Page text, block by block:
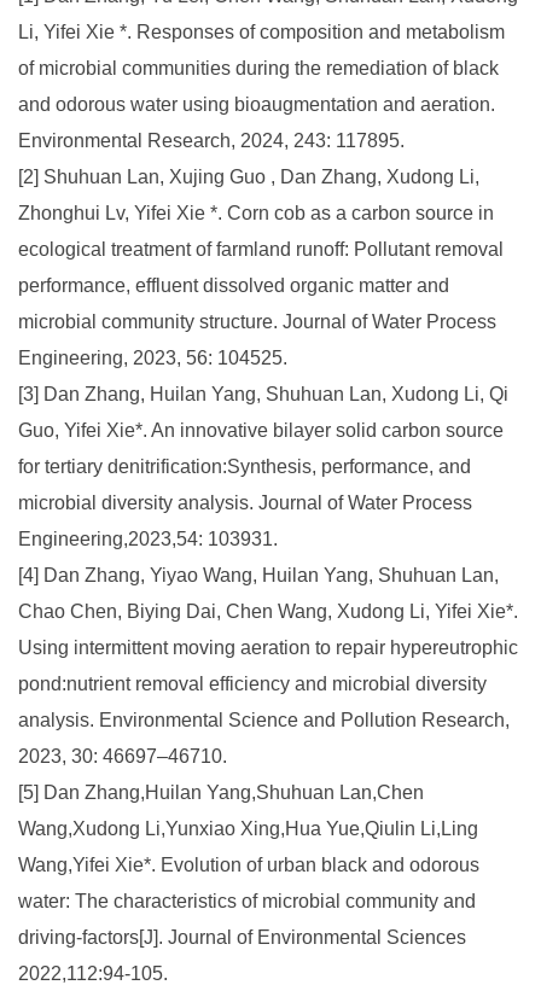
Li, Yifei Xie *. Responses of composition and metabolism
of microbial communities during the remediation of black
and odorous water using bioaugmentation and aeration.
Environmental Research, 2024, 243: 117895.
[2] Shuhuan Lan, Xujing Guo , Dan Zhang, Xudong Li,
Zhonghui Lv, Yifei Xie *. Corn cob as a carbon source in
ecological treatment of farmland runoff: Pollutant removal
performance, effluent dissolved organic matter and
microbial community structure. Journal of Water Process
Engineering, 2023, 56: 104525.
[3] Dan Zhang, Huilan Yang, Shuhuan Lan, Xudong Li, Qi
Guo, Yifei Xie*. An innovative bilayer solid carbon source
for tertiary denitrification:Synthesis, performance, and
microbial diversity analysis. Journal of Water Process
Engineering,2023,54: 103931.
[4] Dan Zhang, Yiyao Wang, Huilan Yang, Shuhuan Lan,
Chao Chen, Biying Dai, Chen Wang, Xudong Li, Yifei Xie*.
Using intermittent moving aeration to repair hypereutrophic
pond:nutrient removal efficiency and microbial diversity
analysis. Environmental Science and Pollution Research,
2023, 30: 46697–46710.
[5] Dan Zhang,Huilan Yang,Shuhuan Lan,Chen
Wang,Xudong Li,Yunxiao Xing,Hua Yue,Qiulin Li,Ling
Wang,Yifei Xie*. Evolution of urban black and odorous
water: The characteristics of microbial community and
driving-factors[J]. Journal of Environmental Sciences
2022,112:94-105.